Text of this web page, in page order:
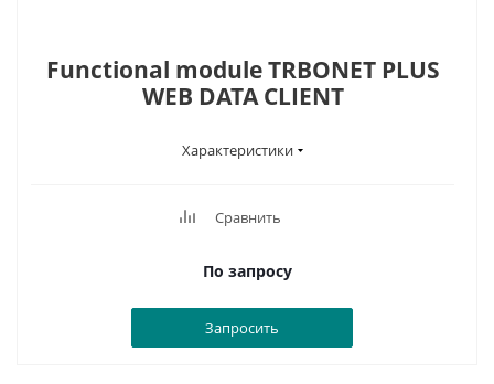
Functional module TRBONET PLUS
WEB DATA CLIENT
Характеристики
Сравнить
По запросу
Запросить